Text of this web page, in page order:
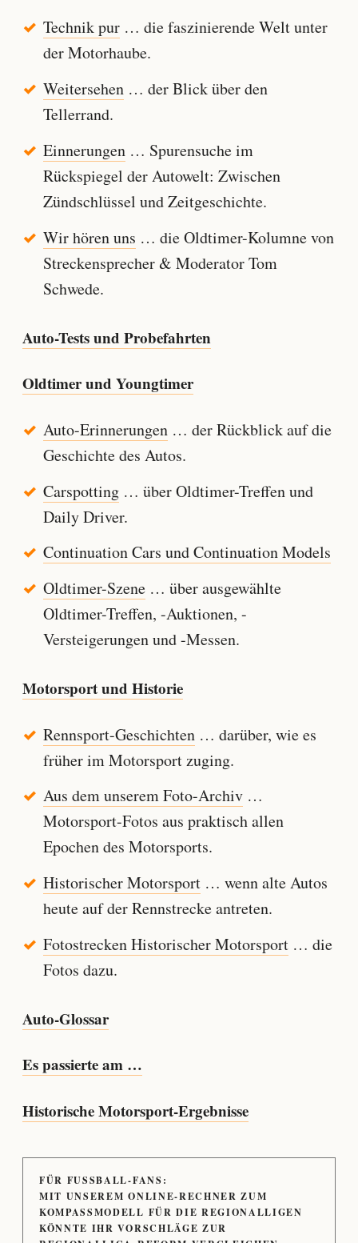
Technik pur… die faszinierende Welt unter
der Motorhaube.
Weitersehen… der Blick über den
Tellerrand.
Einnerungen… Spurensuche im
Rückspiegel der Autowelt: Zwischen
Zündschlüssel und Zeitgeschichte.
Wir hören uns … die Oldtimer-Kolumne von
Streckensprecher & Moderator Tom
Schwede.
Auto-Tests und Probefahrten
Oldtimer und Youngtimer
Auto-Erinnerungen… der Rückblick auf die
Geschichte des Autos.
Carspotting… über Oldtimer-Treffen und
Daily Driver.
Continuation Cars und Continuation Models
Oldtimer-Szene… über ausgewählte
Oldtimer-Treffen, -Auktionen, -
Versteigerungen und -Messen.
Motorsport und Historie
Rennsport-Geschichten… darüber, wie es
früher im Motorsport zuging.
Aus dem unserem Foto-Archiv…
Motorsport-Fotos aus praktisch allen
Epochen des Motorsports.
Historischer Motorsport… wenn alte Autos
heute auf der Rennstrecke antreten.
Fotostrecken Historischer Motorsport… die
Fotos dazu.
Auto-Glossar
Es passierte am …
Historische Motorsport-Ergebnisse
FÜR FUSSBALL-FANS:
MIT UNSEREM ONLINE-RECHNER ZUM
KOMPASSMODELL FÜR DIE REGIONALLIGEN
KÖNNTE IHR VORSCHLÄGE ZUR